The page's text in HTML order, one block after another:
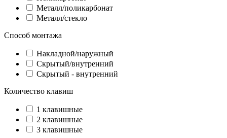
Металл/поликарбонат
Металл/стекло
Способ монтажа
Накладной/наружный
Скрытый/внутренний
Скрытый - внутренний
Количество клавиш
1 клавишные
2 клавишные
3 клавишные